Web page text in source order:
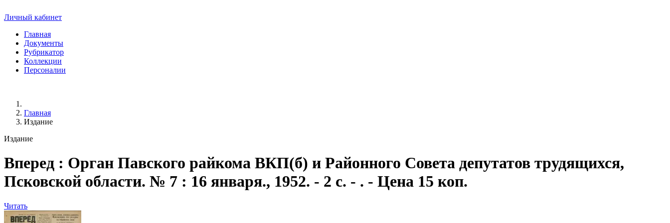
Личный кабинет
Главная
Документы
Рубрикатор
Коллекции
Персоналии
Главная
Издание
Издание
Вперед : Орган Павского райкома ВКП(б) и Районного Совета депутатов трудящихся,
Псковской области. № 7 : 16 января., 1952. - 2 с. - . - Цена 15 коп.
Читать